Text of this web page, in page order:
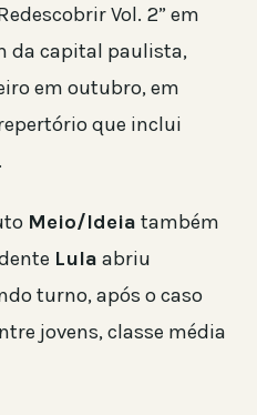
Vol. 2” em
da capital paulista,
em outubro, em
que inclui
.
Meio/Ideia também
Lula abriu
turno, após o caso
jovens, classe média